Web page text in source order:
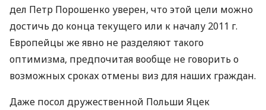
дел Петр Порошенко уверен, что этой цели можно
достичь до конца текущего или к началу 2011 г.
Европейцы же явно не разделяют такого
оптимизма, предпочитая вообще не говорить о
возможных сроках отмены виз для наших граждан.
Даже посол дружественной Польши Яцек